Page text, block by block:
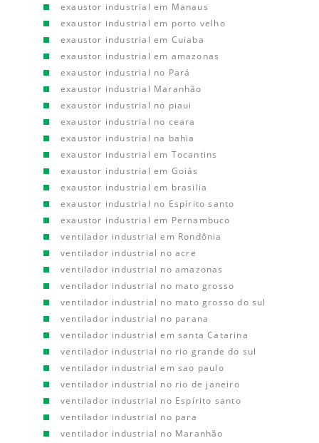
exaustor industrial em Manaus
exaustor industrial em porto velho
exaustor industrial em Cuiaba
exaustor industrial em amazonas
exaustor industrial no Pará
exaustor industrial Maranhão
exaustor industrial no piaui
exaustor industrial no ceara
exaustor industrial na bahia
exaustor industrial em Tocantins
exaustor industrial em Goiás
exaustor industrial em brasilia
exaustor industrial no Espírito santo
exaustor industrial em Pernambuco
ventilador industrial em Rondônia
ventilador industrial no acre
ventilador industrial no amazonas
ventilador industrial no mato grosso
ventilador industrial no mato grosso do sul
ventilador industrial no parana
ventilador industrial em santa Catarina
ventilador industrial no rio grande do sul
ventilador industrial em sao paulo
ventilador industrial no rio de janeiro
ventilador industrial no Espírito santo
ventilador industrial no para
ventilador industrial no Maranhão